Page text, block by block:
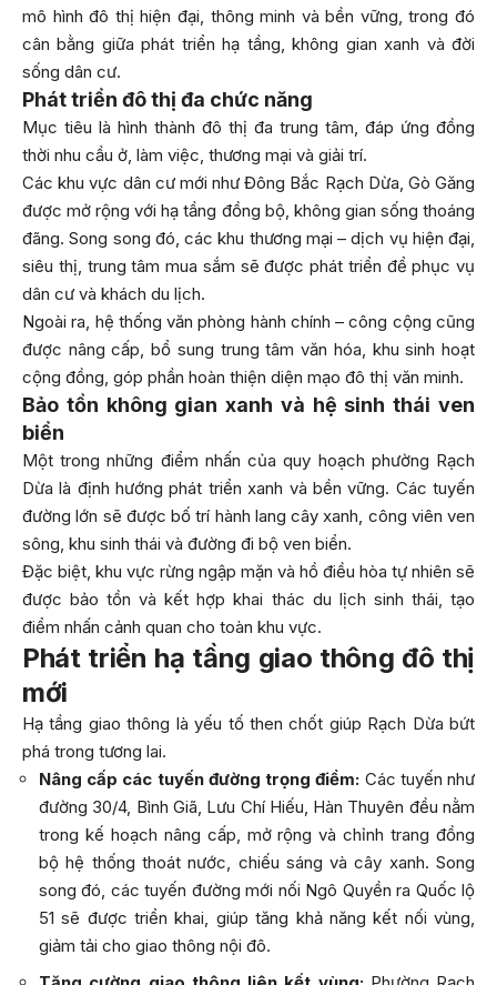
mô hình đô thị hiện đại, thông minh và bền vững, trong đó
cân bằng giữa phát triển hạ tầng, không gian xanh và đời
sống dân cư.
Phát triển đô thị đa chức năng
Mục tiêu là hình thành đô thị đa trung tâm, đáp ứng đồng
thời nhu cầu ở, làm việc, thương mại và giải trí.
Các khu vực dân cư mới như Đông Bắc Rạch Dừa, Gò Găng
được mở rộng với hạ tầng đồng bộ, không gian sống thoáng
đãng. Song song đó, các khu thương mại – dịch vụ hiện đại,
siêu thị, trung tâm mua sắm sẽ được phát triển để phục vụ
dân cư và khách du lịch.
Ngoài ra, hệ thống văn phòng hành chính – công cộng cũng
được nâng cấp, bổ sung trung tâm văn hóa, khu sinh hoạt
cộng đồng, góp phần hoàn thiện diện mạo đô thị văn minh.
Bảo tồn không gian xanh và hệ sinh thái ven
biển
Một trong những điểm nhấn của quy hoạch phường Rạch
Dừa là định hướng phát triển xanh và bền vững. Các tuyến
đường lớn sẽ được bố trí hành lang cây xanh, công viên ven
sông, khu sinh thái và đường đi bộ ven biển.
Đặc biệt, khu vực rừng ngập mặn và hồ điều hòa tự nhiên sẽ
được bảo tồn và kết hợp khai thác du lịch sinh thái, tạo
điểm nhấn cảnh quan cho toàn khu vực.
Phát triển hạ tầng giao thông đô thị
mới
Hạ tầng giao thông là yếu tố then chốt giúp Rạch Dừa bứt
phá trong tương lai.
Nâng cấp các tuyến đường trọng điểm: Các tuyến như
đường 30/4, Bình Giã, Lưu Chí Hiếu, Hàn Thuyên đều nằm
trong kế hoạch nâng cấp, mở rộng và chỉnh trang đồng
bộ hệ thống thoát nước, chiếu sáng và cây xanh. Song
song đó, các tuyến đường mới nối Ngô Quyền ra Quốc lộ
51 sẽ được triển khai, giúp tăng khả năng kết nối vùng,
giảm tải cho giao thông nội đô.